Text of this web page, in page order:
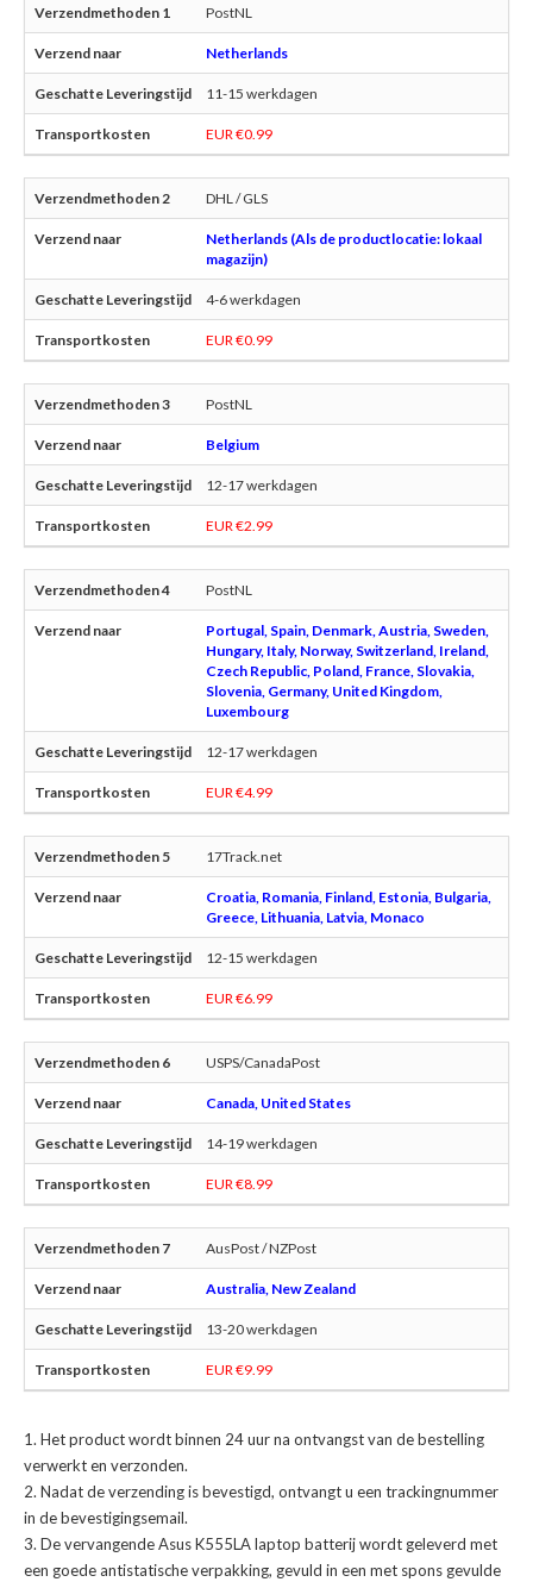
PostNL
Netherlands
11-15 werkdagen
EUR €0.99
DHL / GLS
Netherlands (Als de productlocatie: lokaal
magazijn)
4-6 werkdagen
EUR €0.99
PostNL
Belgium
12-17 werkdagen
EUR €2.99
PostNL
Portugal, Spain, Denmark, Austria, Sweden,
Hungary, Italy, Norway, Switzerland, Ireland,
Czech Republic, Poland, France, Slovakia,
Slovenia, Germany, United Kingdom,
Luxembourg
12-17 werkdagen
EUR €4.99
17Track.net
Croatia, Romania, Finland, Estonia, Bulgaria,
Greece, Lithuania, Latvia, Monaco
12-15 werkdagen
EUR €6.99
USPS/CanadaPost
Canada, United States
14-19 werkdagen
EUR €8.99
AusPost / NZPost
Australia, New Zealand
13-20 werkdagen
EUR €9.99
Het product wordt binnen 24 uur na ontvangst van de bestelling
verwerkt en verzonden.
Nadat de verzending is bevestigd, ontvangt u een trackingnummer
in de bevestigingsemail.
Devervangende Asus K555LA laptop batterijwordt geleverd met
een goede antistatische verpakking, gevuld in een met spons gevulde